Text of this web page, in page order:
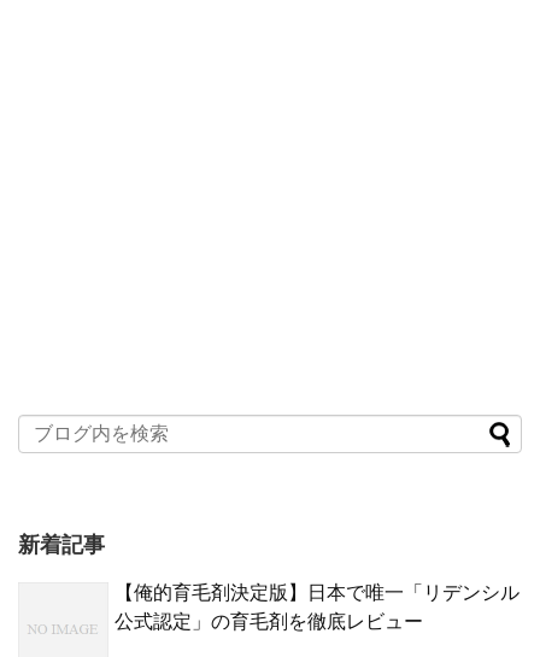
新着記事
【俺的育毛剤決定版】日本で唯一「リデンシル
公式認定」の育毛剤を徹底レビュー